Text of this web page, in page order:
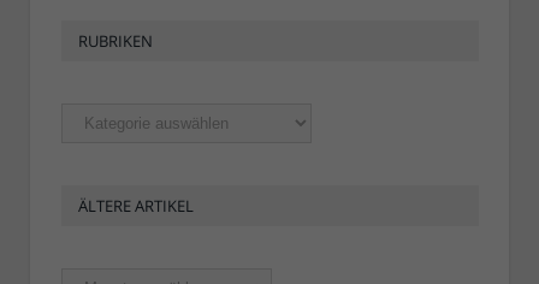
RUBRIKEN
Rubriken
ÄLTERE ARTIKEL
Ältere